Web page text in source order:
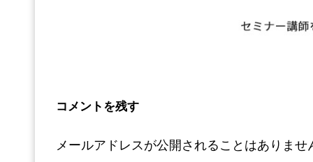
コメントを残す
メールアドレスが公開されることはありませ